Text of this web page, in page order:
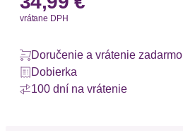
vrátane DPH
Doručenie a vrátenie zadarmo
Dobierka
100 dní na vrátenie